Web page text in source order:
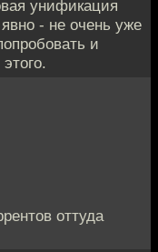
унификация
- не очень уже
и
оттуда